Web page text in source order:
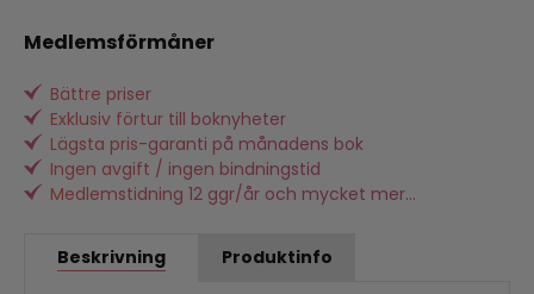
Medlemsförmåner
Bättre priser
Exklusiv förtur till boknyheter
Lägsta pris-garanti på månadens bok
Ingen avgift / ingen bindningstid
Medlemstidning 12 ggr/år och mycket mer...
Beskrivning Produktinfo